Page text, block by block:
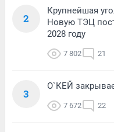
2
Крупнейшая
Новую ТЭЦ
2028 году
7 802 21
3
О`КЕЙ
7 672 22